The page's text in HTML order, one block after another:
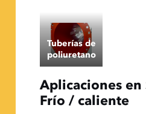
Tuberías de
poliuretano
Aplicaciones en
Frío / caliente